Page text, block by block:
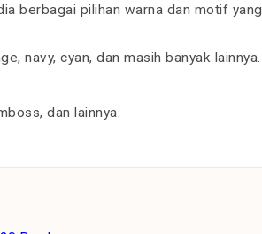
berbagai pilihan warna dan motif yang
navy, cyan, dan masih banyak lainnya.
dan lainnya.